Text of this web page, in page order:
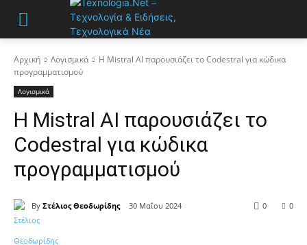
Αρχική Λογισμικά
Η Mistral AI παρουσιάζει το Codestral για κώδικα
προγραμματισμού
Λογισμικά
Η Mistral AI παρουσιάζει το
Codestral για κώδικα
προγραμματισμού
By Στέλιος Θεοδωρίδης 30 Μαΐου 2024 0
0